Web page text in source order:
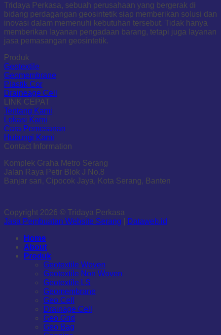
Tridaya Perkasa, sebuah perusahaan yang bergerak di
bidang perdagangan geosintetik siap memberikan solusi dan
inovasi dalam memenuhi kebutuhan tersebut. Tidak hanya
memberikan layanan pengadaan barang, tetapi juga layanan
jasa pemasangan geosintetik.
Produk
Geotextile
Geomembrane
Plastik Cor
Draineage Cell
LINK CEPAT
Tentang Kami
Lokasi Kami
Cara Pemesanan
Hubungi Kami
Contact Information
Komplek Graha Metro Serang
Jalan Raya Petir Blok J No.8
Banjar sari, Cipocok Jaya, Kota Serang, Banten
Copyright 2026 © Tridaya Perkasa
Jasa Pembuatan Website Serang
Dataweb.id
Home
About
Produk
Geotextile Woven
Geotextile Non Woven
Geotextile LS
Geomembrane
Geo Cell
Drainage Cell
Geo Grid
Geo Bag